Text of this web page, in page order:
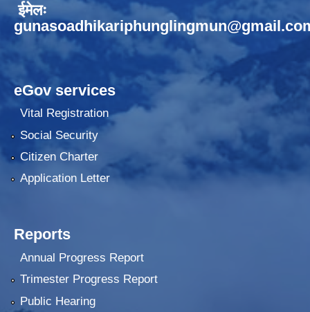
ईमेलः
eGov services
Vital Registration
Social Security
Citizen Charter
Application Letter
Reports
Annual Progress Report
Trimester Progress Report
Public Hearing